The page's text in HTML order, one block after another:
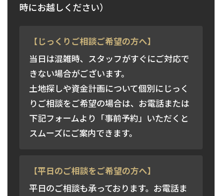
時にお越しください）
【じっくりご相談ご希望の方へ】
当日は混雑時、スタッフがすぐにご対応で
きない場合がございます。
土地探しや資金計画について個別にじっく
りご相談をご希望の場合は、お電話または
下記フォームより「事前予約」いただくと
スムーズにご案内できます。
【平日のご相談をご希望の方へ】
平日のご相談も承っております。お電話ま